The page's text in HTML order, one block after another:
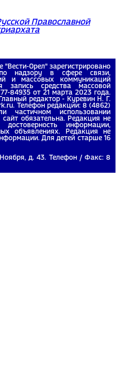
Православной
"Вести-Орел" зарегистрировано
надзору в сфере связи,
и массовых коммуникаций
запись средства массовой
84935 от 21 марта 2023 года.
редактор - Куревин Н. Г.
Телефон редакции: 8 (4862)
частичном использовании
обязательна. Редакция не
достоверность информации,
объявлениях. Редакция не
Для детей старше 16
д. 43. Телефон / Факс: 8